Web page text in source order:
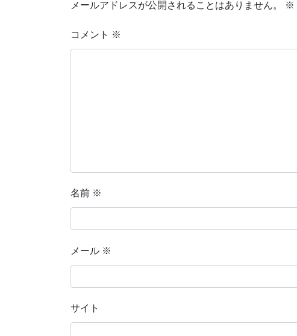
メールアドレスが公開されることはありません。 ※
コメント ※
名前 ※
メール ※
サイト